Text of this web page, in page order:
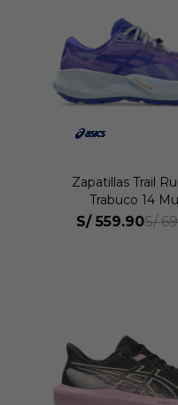
Zapatillas Trail
Trabuco 14
S/ 559.90S/